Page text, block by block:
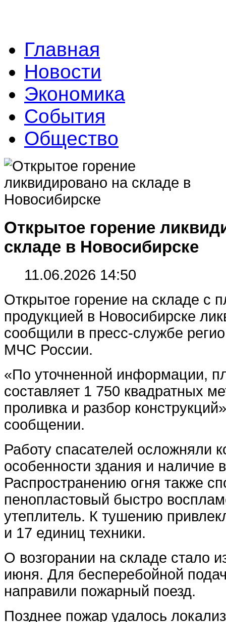
Главная
Новости
Экономика
События
Общество
Открытое горение
складе в Новосибирске
11.06.2026 14:50
Открытое горение на складе с
продукцией в Новосибирске
сообщили в пресс-службе
МЧС России.
«По уточненной информации,
составляет 1 750 квадратных
проливка и разбор
сообщении.
Работу спасателей осложняли
особенности здания и наличие
Распространению огня также
пенопластовый быстро
утеплитель. К тушению
и 17 единиц техники.
О возгорании на складе стало
июня. Для бесперебойной
направили пожарный поезд.
Позднее пожар удалось